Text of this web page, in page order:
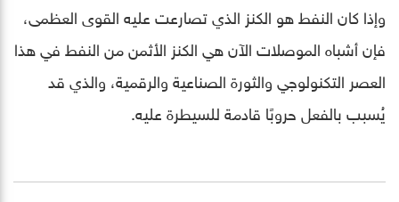
وإذا كان النفط هو الكنز الذي تصارعت عليه القوى العظمى،
فإن أشباه الموصلات الآن هي الكنز الأثمن من النفط في هذا
العصر التكنولوجي والثورة الصناعية والرقمية، والذي قد
يُسبب بالفعل حروبًا قادمة للسيطرة عليه.